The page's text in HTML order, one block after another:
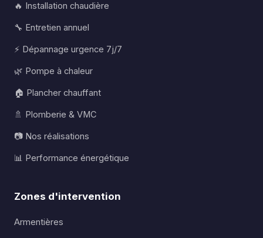
🔥 Installation chaudière
🔧 Entretien annuel
⚡ Dépannage urgence 7j/7
🌿 Pompe à chaleur
🏠 Plancher chauffant
🚿 Plomberie & VMC
📷 Nos réalisations
📊 Performance énergétique
Zones d'intervention
Armentières